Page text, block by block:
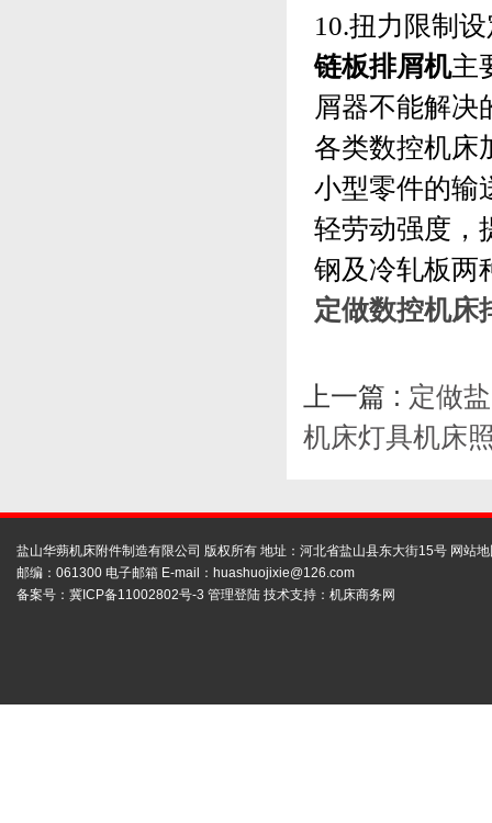
10.扭力限制
链板排屑机主
屑器不能解决
各类数控机床
小型零件的输
轻劳动强度，
钢及冷轧板两
定做数控机床
上一篇 : 定做
机床灯具机床
盐山华蒴机床附件制造有限公司 版权所有 地址：河北省盐山县东大街15号 网站
邮编：061300 电子邮箱 E-mail： huashuojixie@126.com
备案号： 冀ICP备11002802号-3 管理登陆 技术支持： 机床商务网